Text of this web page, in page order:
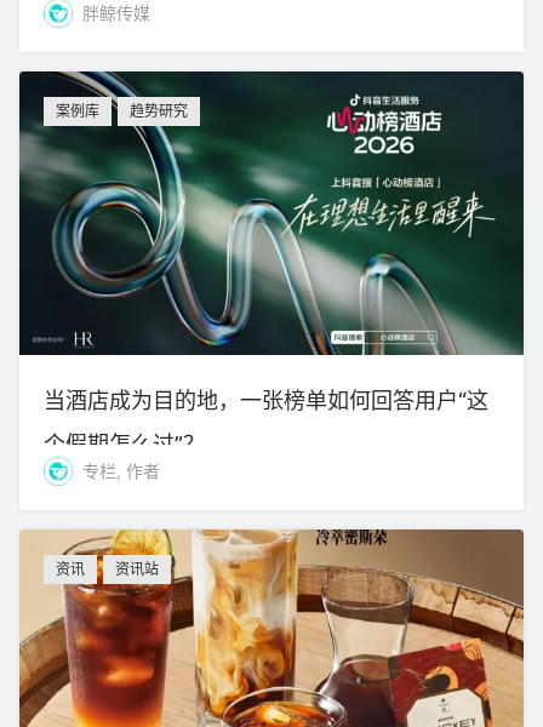
胖鲸传媒
案例库 趋势研究
当酒店成为目的地，一张榜单如何回答用户“这
个假期怎么过”？
专栏, 作者
资讯 资讯站